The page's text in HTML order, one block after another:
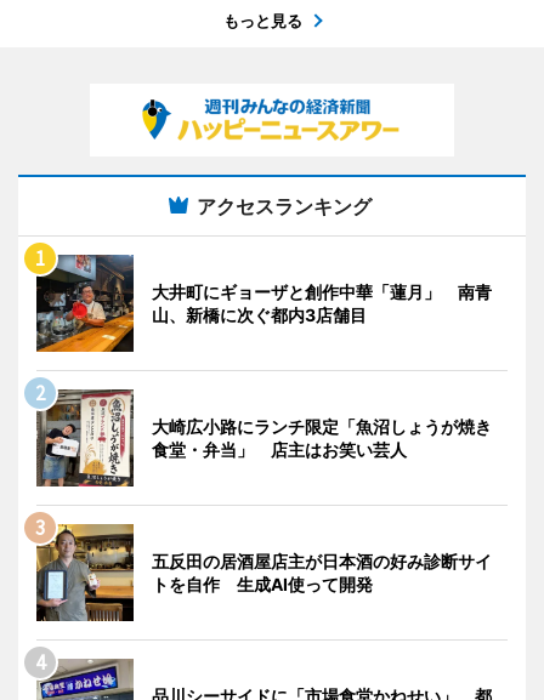
もっと見る
アクセスランキング
大井町にギョーザと創作中華「蓮月」 南青
山、新橋に次ぐ都内3店舗目
大崎広小路にランチ限定「魚沼しょうが焼き
食堂・弁当」 店主はお笑い芸人
五反田の居酒屋店主が日本酒の好み診断サイ
トを自作 生成AI使って開発
品川シーサイドに「市場食堂かねせい」 都